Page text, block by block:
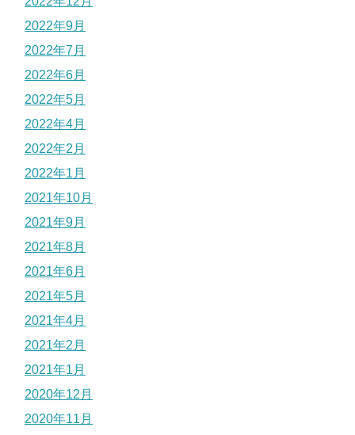
2022年9月
2022年7月
2022年6月
2022年5月
2022年4月
2022年2月
2022年1月
2021年10月
2021年9月
2021年8月
2021年6月
2021年5月
2021年4月
2021年2月
2021年1月
2020年12月
2020年11月